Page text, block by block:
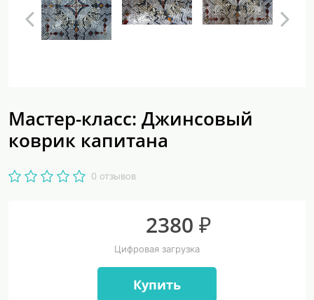
Мастер-класс: Джинсовый
коврик капитана
0 отзывов
2380 ₽
Цифровая загрузка
Купить